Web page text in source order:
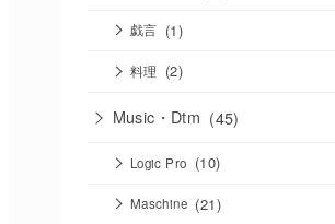
戯言 (1)
料理 (2)
Music・Dtm (45)
Logic Pro (10)
Maschine (21)